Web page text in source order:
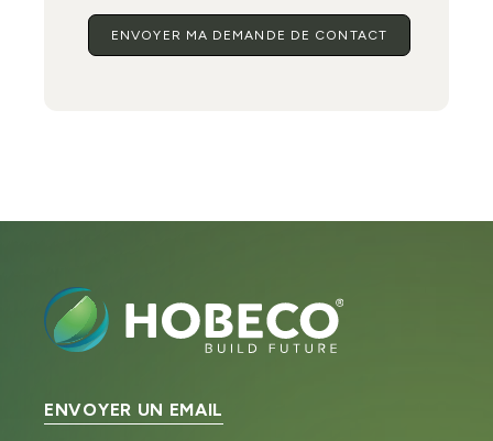
ENVOYER UN EMAIL